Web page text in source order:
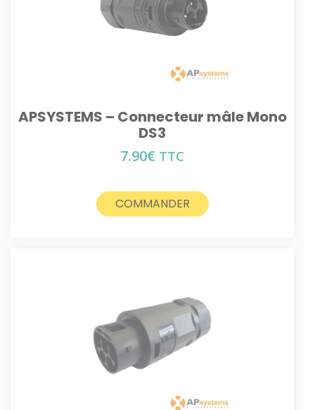
APSYSTEMS – Connecteur mâle Mono
DS3
7.90€ TTC
COMMANDER